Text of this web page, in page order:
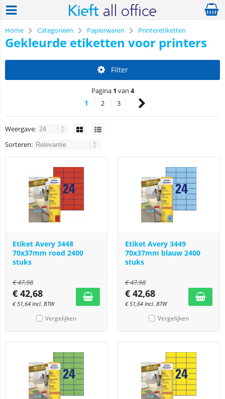
Home Categorieën Papierwaren Printeretiketten
Gekleurde etiketten voor printers
Filter
Pagina 1 van 4
1 2 3
Weergave:
Sorteren:
Etiket Avery 3448
70x37mm rood 2400
stuks
€47,98
€ 42,68
€51,64 Incl. BTW
Vergelijken
Etiket Avery 3449
70x37mm blauw 2400
stuks
€47,98
€ 42,68
€51,64 Incl. BTW
Vergelijken